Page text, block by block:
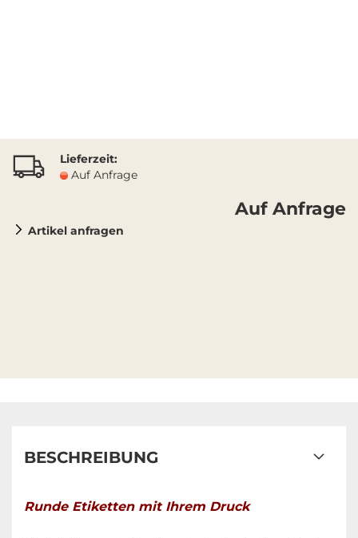
Lieferzeit:
Auf Anfrage
Auf Anfrage
Artikel anfragen
BESCHREIBUNG
Runde Etiketten mit Ihrem Druck